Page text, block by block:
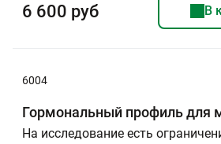
6 600 руб В
6004
Гормональный профиль для
На исследование есть